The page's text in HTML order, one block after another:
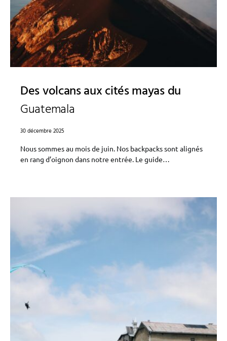
Des volcans aux cités mayas du
Guatemala
30 décembre 2025
Nous sommes au mois de juin. Nos backpacks sont alignés
en rang d’oignon dans notre entrée. Le guide…